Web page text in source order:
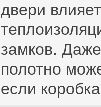
двери
замков.
полотно
если коробка